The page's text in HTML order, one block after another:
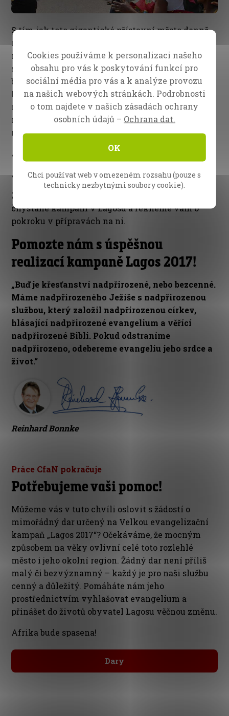
S tím, jak toto gigantické přístavní město denně
roste, vidíme příliv nových imigrantů z
nejrůznějších afrických zemí a regionů. Stěhují se
sem v naději na práci, nové příležitosti, místo k
bydlení a s touhou se ve městě uchytit a udržet.
Mnozí přicházejí ze severních, převážně
muslimských, regionů. Vyrostla zde tedy zcela
nová, mladá generace.Proto je ve městě obrovské
množství lidí, kteří dosud neslyšeli evangelium.
Je čas to změnit.
Je čas na „Lagos 2017“!
Za několik týdnů vám pošleme více informací o
chystané kampani v Lagosu a řekneme vám o
pokroku v přípravách na ni.
Pomozte nám s úspěšnou
realizací kampaně Lagos 2017!
„Buď je křesťanství nadpřirozené, nebo bezcenné.
Máme nadpřirozeného Ježíše s nadpřirozenou
službou, který založil nadpřirozenou církev,
hlásající nadpřirozené evangelium a věřící
nadpřirozené Bibli. Pokud odstraníme
nadpřirozeno, odebereme evangeliu jeho srdce a
život.“
Reinhard Bonnke
Práce CfaN pokračuje
Potřebujeme vaši pomoc!
Můžeme vás v tuto chvíli oslovit s žádostí o
mimořádný dar určený na Velkou evangelizační
kampaň „Lagos 2017“? Očekáváme, že mocným
způsobem na věky ovlivní celé toto rozlehlé
město i jeho okolní region. Žádný dar není příliš
malý či bezvýznamný – každý je pro naši službu
cenný a důležitý. Pomáháte nám jeho
prostřednictvím vyhlašovat evangelium a
přinášet do životů obyvatel Lagosu věčnou změnu.
Afrika bude spasena!
Dary
Cookies používáme k personalizaci našeho
obsahu pro vás k poskytování funkcí pro
sociální média pro vás a k analýze provozu
na našich webových stránkách. Podrobnosti
o tom najdete v našich zásadách ochrany
osobních údajů – Ochrana dat.
OK
Chci používat web v omezeném rozsahu (pouze s
technicky nezbytnými soubory cookie).